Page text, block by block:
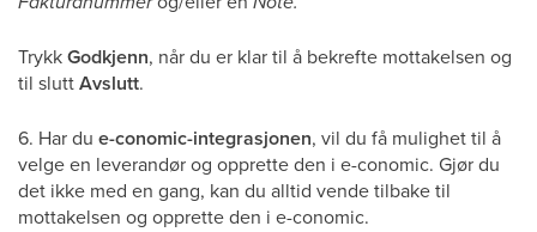
TrykkGodkjenn, når du er klar til å bekrefte mottakelsen og
til sluttAvslutt.
6. Har du e-conomic-integrasjonen, vil du få mulighet til å
velge en leverandør og opprette den i e-conomic. Gjør du
det ikke med en gang, kan du alltid vende tilbake til
mottakelsen og opprette den i e-conomic.